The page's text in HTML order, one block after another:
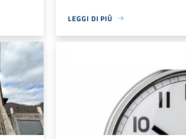
LEGGI DI PIÙ